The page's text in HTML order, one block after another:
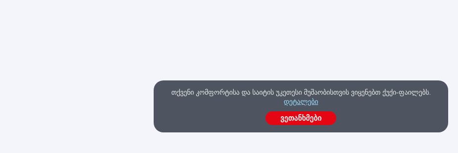
თქვენი კომფორტისა და საიტის უკეთესი მუშაობისთვის ვიყენებთ ქუქი-ფაილებს.
დეტალები
ვეთანხმები